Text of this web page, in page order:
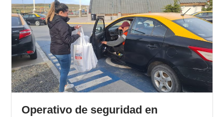
Operativo de seguridad en